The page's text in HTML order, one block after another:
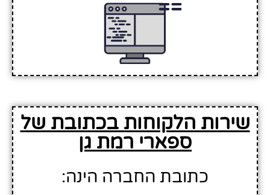
שירות הלקוחות בכתובת של
ספארי רמת גן
כתובת החברה הינה: